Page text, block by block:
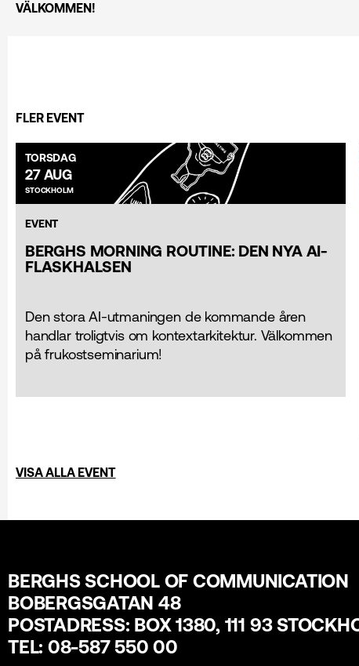
VÄLKOMMEN!
FLER EVENT
TORSDAG
27 AUG
STOCKHOLM
EVENT
BERGHS MORNING ROUTINE: DEN NYA AI-
FLASKHALSEN
Den stora AI-utmaningen de kommande åren
handlar troligtvis om kontextarkitektur. Välkommen
på frukostseminarium!
VISA ALLA EVENT
BERGHS SCHOOL OF COMMUNICATION
BOBERGSGATAN 48
POSTADRESS: BOX 1380, 111 93
TEL: 08-587 550 00